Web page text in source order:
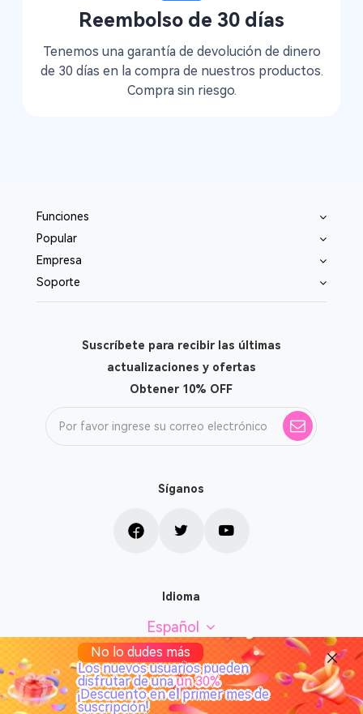
Reembolso de 30 días
Tenemos una garantía de devolución de dinero
de 30 días en la compra de nuestros productos.
Compra sin riesgo.
Funciones
Popular
Empresa
Soporte
Suscríbete para recibir las últimas
actualizaciones y ofertas
Obtener 10% OFF
Síganos
Idioma
Español
Copyright © 2026 TuneSolo Todos los derechos reservados.
No lo dudes más
Los nuevos usuarios pueden
disfrutar de unaun 30%
¡Descuento en el primer mes de
suscripción!